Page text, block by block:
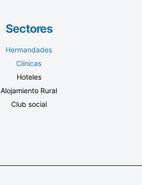
Sectores
Hermandades
Clínicas
Hoteles
Alojamiento Rural
Club social